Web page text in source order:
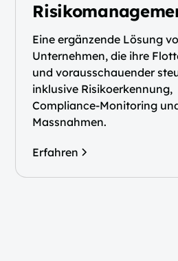
Eine ergänzende Lösung
Unternehmen, die ihre
und vorausschauender
inklusive Risikoerkennung,
Compliance‑Monitoring
Massnahmen.
Erfahren